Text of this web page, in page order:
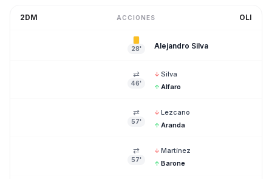
2DM ACCIONES OLI
28' Alejandro Silva
⇄
46'
↓ Silva
↑ Alfaro
⇄
57'
↓ Lezcano
↑ Aranda
⇄
57'
↓ Martínez
↑ Barone